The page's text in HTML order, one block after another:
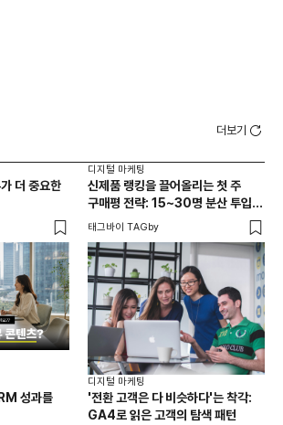
더보기
더 중요한
디지털 마케팅
신제품 랭킹을 끌어올리는 첫 주
구매평 전략: 15~30명 분산 투입의
법칙
태그바이 TAGby
성과를
디지털 마케팅
'전환 고객은 다 비슷하다'는 착각:
GA4로 읽은 고객의 탐색 패턴